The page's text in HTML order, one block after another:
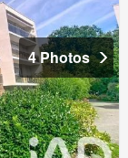
4 Photos